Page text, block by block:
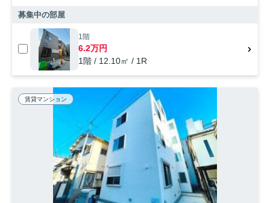
募集中の部屋
1階
6.2万円
1階 / 12.10㎡ / 1R
賃貸マンション